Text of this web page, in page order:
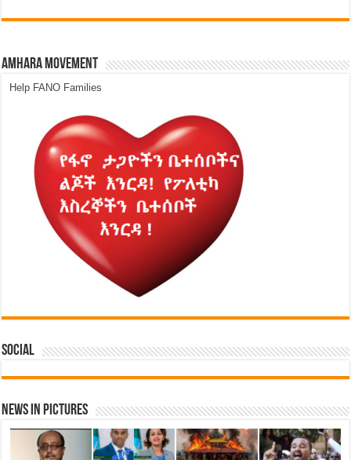
Amhara Movement
Help FANO Families
Social
News in Pictures